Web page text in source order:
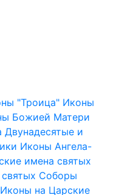
"Троица" Иконы
Божией Матери
Двунадесятые и
Иконы Ангела-
имена святых
Соборы
Иконы на Царские